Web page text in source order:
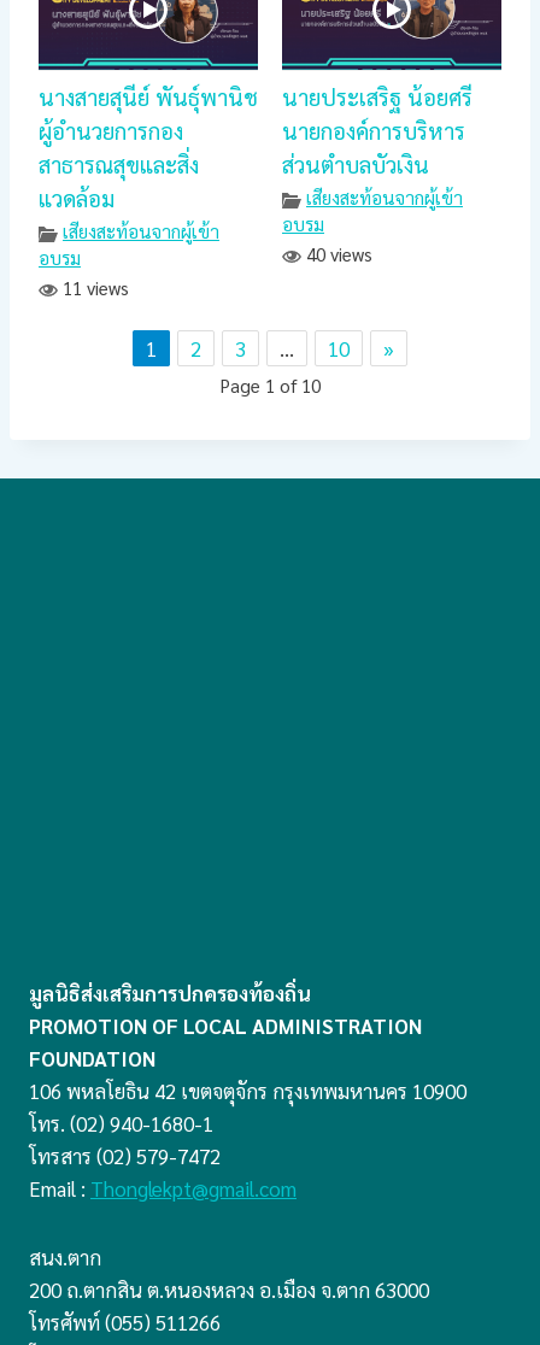
นางสายสุนีย์ พันธุ์พานิช
ผู้อำนวยการกอง
สาธารณสุขและสิ่ง
แวดล้อม
เสียงสะท้อนจากผู้เข้า
อบรม
11 views
นายประเสริฐ น้อยศรี
นายกองค์การบริหาร
ส่วนตำบลบัวเงิน
เสียงสะท้อนจากผู้เข้า
อบรม
40 views
1 2 3 … 10 »
Page 1 of 10
มูลนิธิส่งเสริมการปกครองท้องถิ่น
PROMOTION OF LOCAL ADMINISTRATION
FOUNDATION
106 พหลโยธิน 42 เขตจตุจักร กรุงเทพมหานคร 10900
โทร. (02) 940-1680-1
โทรสาร (02) 579-7472
Email : Thonglekpt@gmail.com
สนง.ตาก
200 ถ.ตากสิน ต.หนองหลวง อ.เมือง จ.ตาก 63000
โทรศัพท์ (055) 511266